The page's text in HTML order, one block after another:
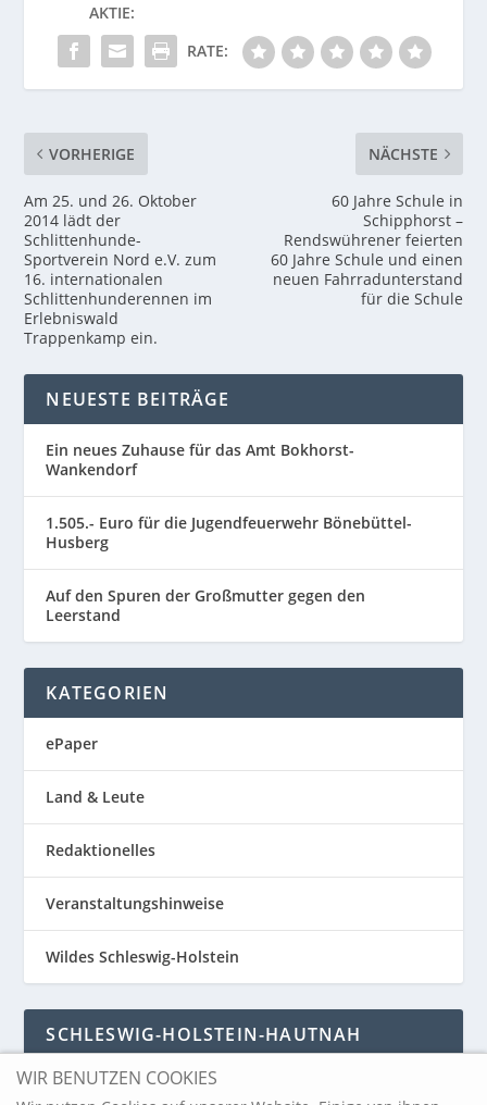
AKTIE:
RATE:
VORHERIGE
Am 25. und 26. Oktober
2014 lädt der
Schlittenhunde-
Sportverein Nord e.V. zum
16. internationalen
Schlittenhunderennen im
Erlebniswald
Trappenkamp ein.
NÄCHSTE
60 Jahre Schule in
Schipphorst –
Rendswührener feierten
60 Jahre Schule und einen
neuen Fahrradunterstand
für die Schule
NEUESTE BEITRÄGE
Ein neues Zuhause für das Amt Bokhorst-
Wankendorf
1.505.- Euro für die Jugendfeuerwehr Bönebüttel-
Husberg
Auf den Spuren der Großmutter gegen den
Leerstand
KATEGORIEN
ePaper
Land & Leute
Redaktionelles
Veranstaltungshinweise
Wildes Schleswig-Holstein
SCHLESWIG-HOLSTEIN-HAUTNAH
Schleswig-Holstein-Hautnah
WIR BENUTZEN COOKIES